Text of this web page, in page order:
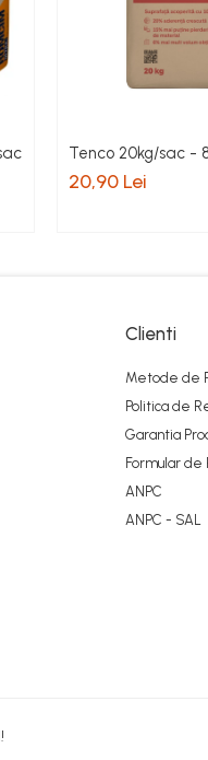
Tenco 20kg/sac -
20,90 Lei
Clienti
Metode de
Politica de
Garantia
Formular de
ANPC
ANPC - SAL